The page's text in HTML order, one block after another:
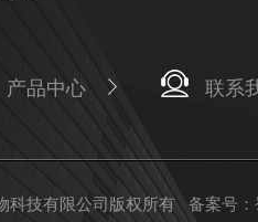
产品中心 联系
科技有限公司版权所有 备案号：